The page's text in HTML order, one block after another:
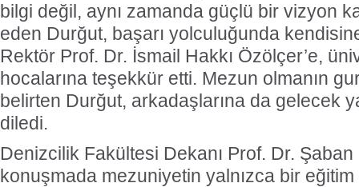
bilgi değil, aynı zamanda güçlü bir vizyon
eden Durğut, başarı yolculuğunda
Rektör Prof. Dr. İsmail Hakkı Özölçer’e,
hocalarına teşekkür etti. Mezun olmanın
belirten Durğut, arkadaşlarına da gelecek
diledi.
Denizcilik Fakültesi Dekanı Prof. Dr. Şaban
konuşmada mezuniyetin yalnızca bir